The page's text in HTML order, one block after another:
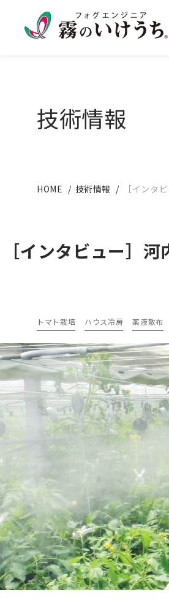
技術情報
HOME 技術情報 ［インタ
［インタビュー］
トマト栽培 ハウス冷房 薬液散布